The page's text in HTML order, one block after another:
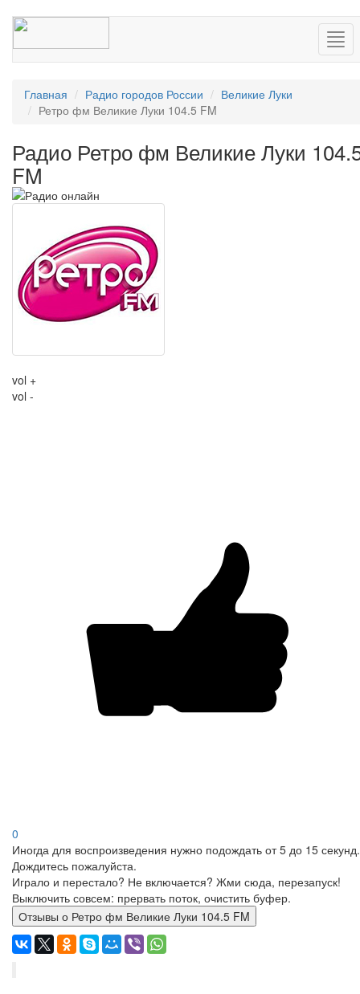
Главная Радио городов России
Великие Луки
Ретро фм Великие Луки 104.5 FM
Радио Ретро фм Великие Луки
FM
vol +
vol -
0
Иногда для воспроизведения нужно подождать от 5 до 15 секунд.
Дождитесь пожалуйста.
Играло и перестало? Не включается? Жми сюда, перезапуск!
Выключить совсем: прервать поток, очистить буфер.
Отзывы о Ретро фм Великие Луки 104.5 FM